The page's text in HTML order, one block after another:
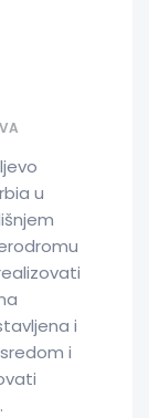
u
i
i